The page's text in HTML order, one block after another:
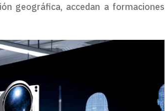
geográfica, accedan a formaciones